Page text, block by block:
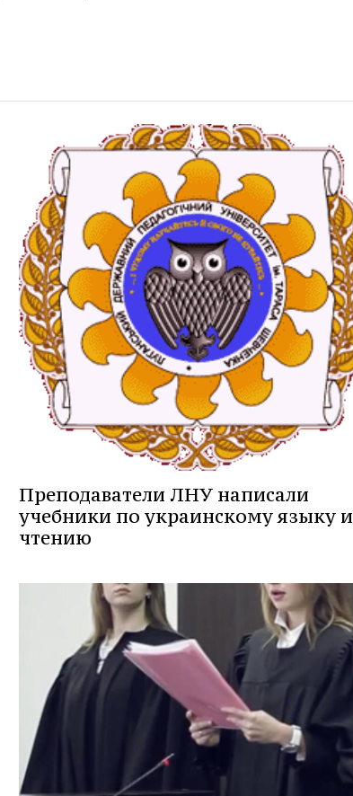
Преподаватели ЛНУ написали
учебники по украинскому языку и
чтению